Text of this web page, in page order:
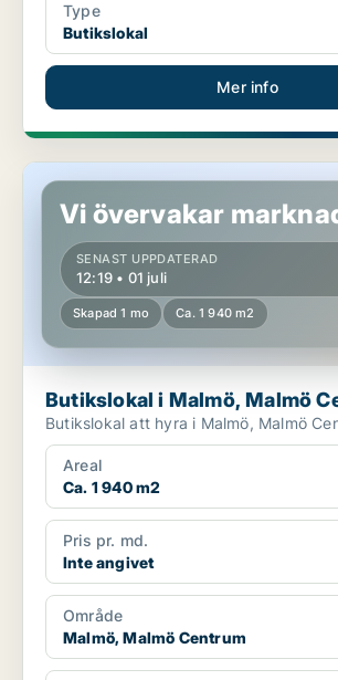
Type
Butikslokal
Mer info
Butikslokal i Malmö, Malmö Centrum
Vi övervakar
SENAST UPPDATERAD
12:19 • 01 juli
Skapad 1 mo Ca. 1 940 m2
Butikslokal i Malmö, Malmö
Butikslokal att hyra i Malmö, Malmö
Areal
Ca. 1 940 m2
Pris pr. md.
Inte angivet
Område
Malmö, Malmö Centrum